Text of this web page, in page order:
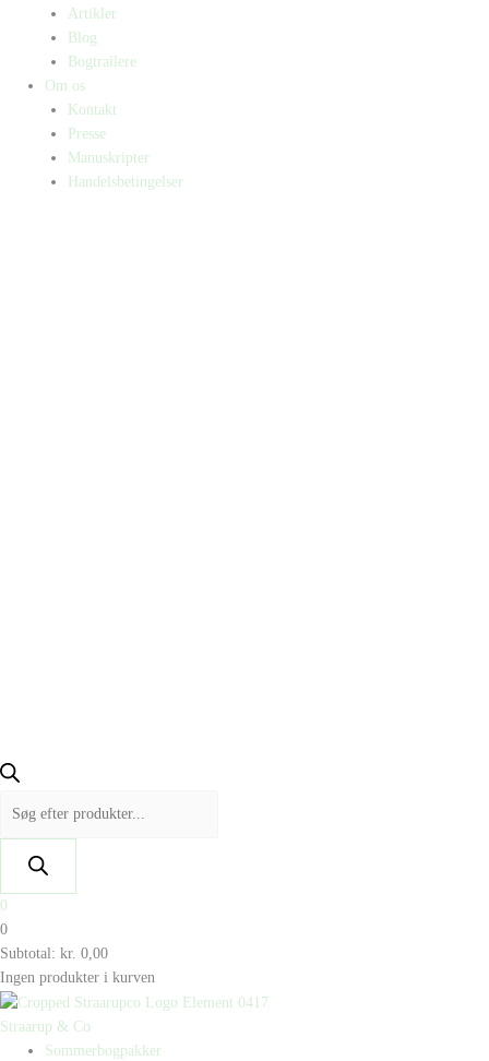
Artikler
Blog
Bogtrailere
Om os
Kontakt
Presse
Manuskripter
Handelsbetingelser
0
0
Subtotal: kr. 0,00
Ingen produkter i kurven
Straarup & Co
Sommerbogpakker